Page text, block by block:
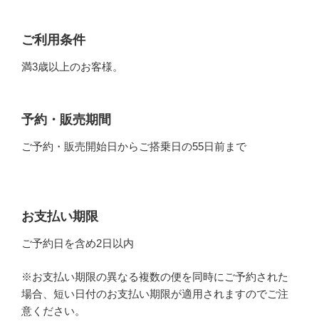
ご利用条件
満3歳以上のお客様。
予約・販売期間
ご予約・販売開始日からご搭乗日の55日前まで
お支払い期限
ご予約日を含め2日以内
※お支払い期限の異なる複数の便を同時にご予約された
場合、短い日付のお支払い期限が適用されますのでご注
意ください。